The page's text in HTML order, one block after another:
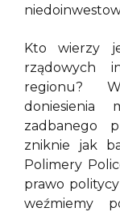
Kto wierzy
rządowych
regionu?
doniesienia
zadbanego
zniknie jak
Polimery
prawo
weźmiemy